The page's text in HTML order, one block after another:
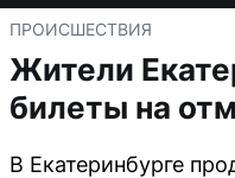
ПРОИСШЕСТВИЯ
Жители
билеты на
В Екатеринбурге